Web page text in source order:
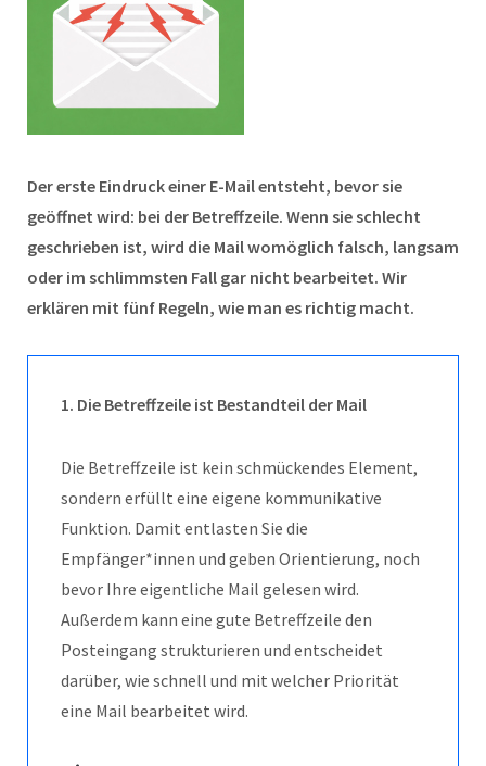
Der erste Eindruck einer E-Mail entsteht, bevor sie
geöffnet wird: bei der Betreffzeile. Wenn sie schlecht
geschrieben ist, wird die Mail womöglich falsch, langsam
oder im schlimmsten Fall gar nicht bearbeitet. Wir
erklären mit fünf Regeln, wie man es richtig macht.
1. Die Betreffzeile ist Bestandteil der Mail
Die Betreffzeile ist kein schmückendes Element,
sondern erfüllt eine eigene kommunikative
Funktion. Damit entlasten Sie die
Empfänger*innen und geben Orientierung, noch
bevor Ihre eigentliche Mail gelesen wird.
Außerdem kann eine gute Betreffzeile den
Posteingang strukturieren und entscheidet
darüber, wie schnell und mit welcher Priorität
eine Mail bearbeitet wird.